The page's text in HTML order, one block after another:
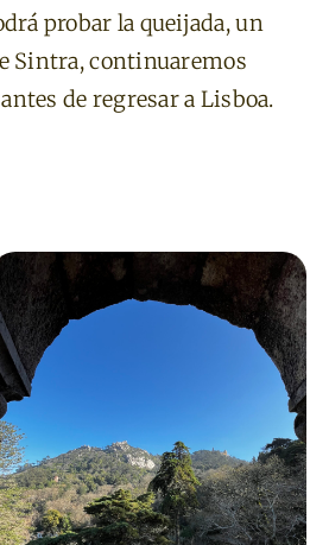
probar la queijada, un
Sintra, continuaremos
de regresar a Lisboa.